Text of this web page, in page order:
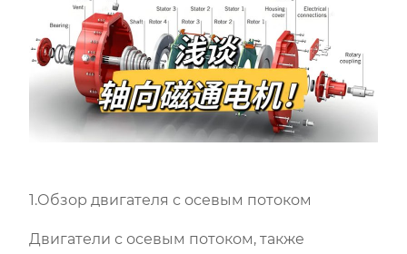
1.Обзор двигателя с осевым потоком
Двигатели с осевым потоком, также